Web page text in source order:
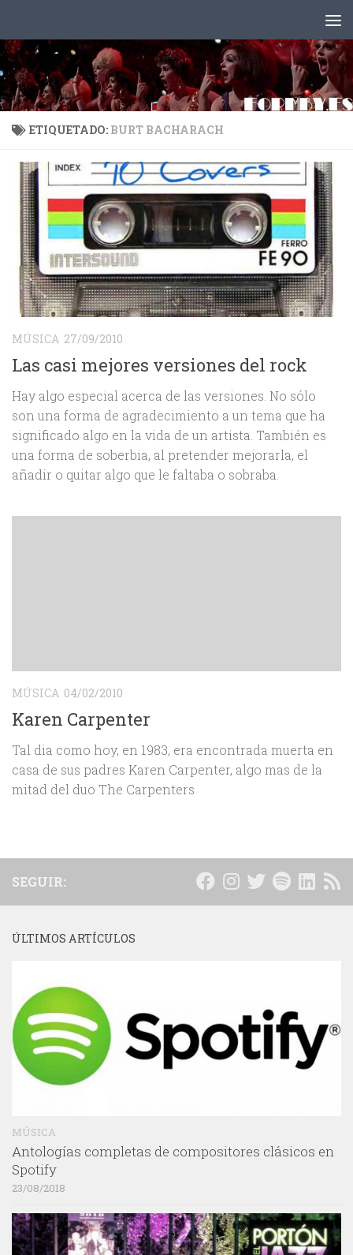
ETIQUETADO: BURT BACHARACH
MÚSICA 27/09/2010
Las casi mejores versiones del rock
Hay algo especial acerca de las versiones. No sólo
son una forma de agradecimiento a un tema que ha
significado algo en la vida de un artista. También es
una forma de soberbia, al pretender mejorarla, el
añadir o quitar algo que le faltaba o sobraba.
MÚSICA 04/02/2010
Karen Carpenter
Tal dia como hoy, en 1983, era encontrada muerta en
casa de sus padres Karen Carpenter, algo mas de la
mitad del duo The Carpenters
SEGUIR:
ÚLTIMOS ARTÍCULOS
MÚSICA
Antologías completas de compositores clásicos en
Spotify
23/08/2018